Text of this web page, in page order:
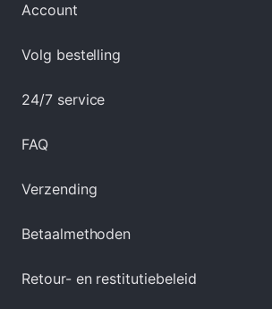
Account
Volg bestelling
24/7 service
FAQ
Verzending
Betaalmethoden
Retour- en restitutiebeleid